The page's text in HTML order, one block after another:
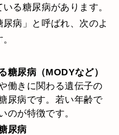
る糖尿病があります。
病」と呼ばれ、次のよ
糖尿病（MODYなど）
働きに関わる遺伝子の
尿病です。若い年齢で
のが特徴です。
尿病